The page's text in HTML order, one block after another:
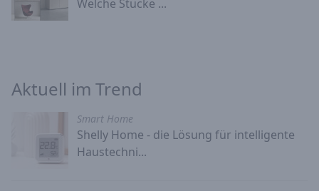
Welche Stücke ...
Aktuell im Trend
Smart Home
Shelly Home - die Lösung für intelligente
Haustechni...